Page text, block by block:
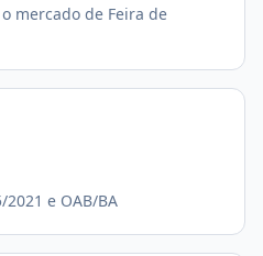
mercado de Feira de
e OAB/BA